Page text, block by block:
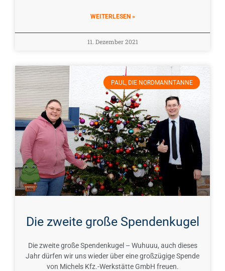
WEITERLESEN »
11. Dezember 2021
PAUL, DIE NORDMANNTANNE
Die zweite große Spendenkugel
Die zweite große Spendenkugel – Wuhuuu, auch dieses
Jahr dürfen wir uns wieder über eine großzügige Spende
von Michels Kfz.-Werkstätte GmbH freuen.